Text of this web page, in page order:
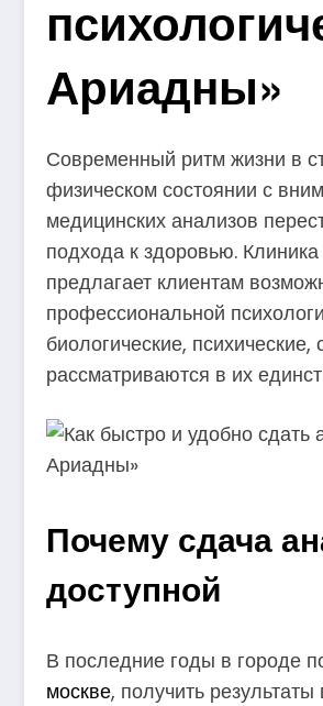
Ариадны»
Современный ритм жизни в
физическом состоянии с
медицинских анализов
подхода к здоровью.
предлагает клиентам
профессиональной
биологические,
рассматриваются в их
Почему сдача
доступной
В последние годы в городе
москве, получить